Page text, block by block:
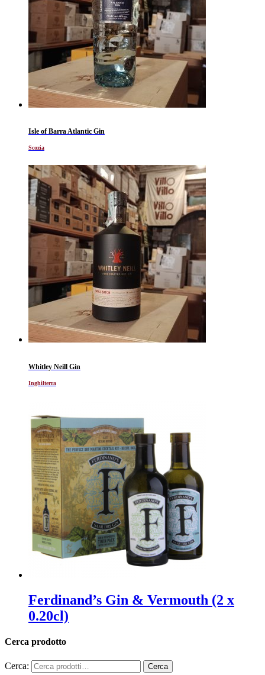
Isle of Barra Atlantic Gin
Scozia
Whitley Neill Gin
Inghilterra
Ferdinand’s Gin & Vermouth (2 x
0.20cl)
Cerca prodotto
Cerca: